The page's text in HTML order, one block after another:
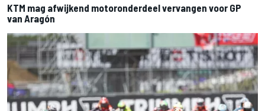
KTM mag afwijkend motoronderdeel vervangen voor GP
van Aragón